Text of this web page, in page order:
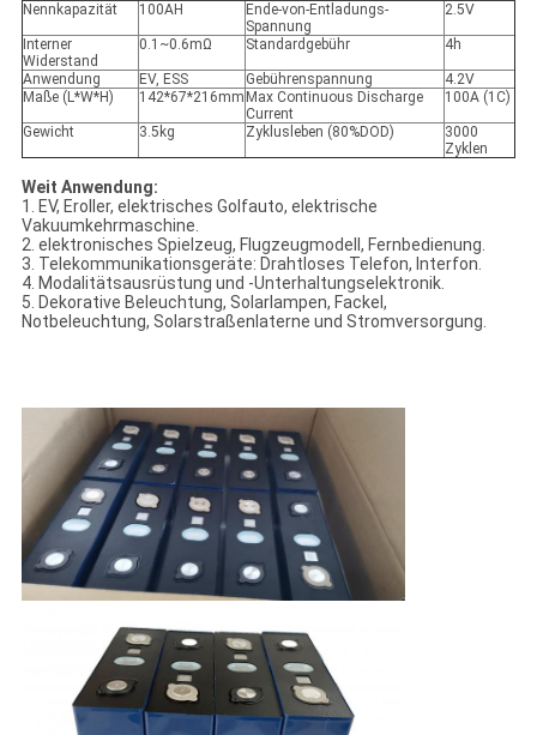
Nennkapazität 100AH
Ende-von-Entladungs-
Spannung
2.5V
Interner
Widerstand
0.1~0.6mΩ Standardgebühr 4h
Anwendung EV, ESS Gebührenspannung
4.2V
Maße (L*W*H)
142*67*216mm Max Continuous Discharge
Current
100A (1C)
Gewicht 3.5kg Zyklusleben (80%DOD)
3000
Zyklen
Weit Anwendung:
1. EV, Eroller, elektrisches Golfauto, elektrische
Vakuumkehrmaschine.
2. elektronisches Spielzeug, Flugzeugmodell, Fernbedienung.
3. Telekommunikationsgeräte: Drahtloses Telefon, Interfon.
4. Modalitätsausrüstung und -Unterhaltungselektronik.
5. Dekorative Beleuchtung, Solarlampen, Fackel,
Notbeleuchtung, Solarstraßenlaterne und Stromversorgung.